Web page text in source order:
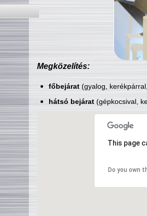
Megközelítés:
főbejárat(gyalog,
hátsó bejárat(gépkocsival,
This page
Do you own